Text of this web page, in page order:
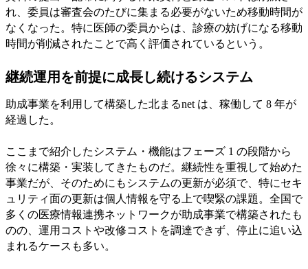
れ、委員は審査会のたびに集まる必要がないため移動時間が
なくなった。特に医師の委員からは、診療の妨げになる移動
時間が削減されたことで高く評価されているという。
継続運用を前提に成長し続けるシステム
助成事業を利用して構築した北まるnet は、稼働して 8 年が
経過した。
ここまで紹介したシステム・機能はフェーズ 1 の段階から
徐々に構築・実装してきたものだ。継続性を重視して始めた
事業だが、そのためにもシステムの更新が必須で、特にセキ
ュリティ面の更新は個人情報を守る上で喫緊の課題。全国で
多くの医療情報連携ネットワークが助成事業で構築されたも
のの、運用コストや改修コストを調達できず、停止に追い込
まれるケースも多い。